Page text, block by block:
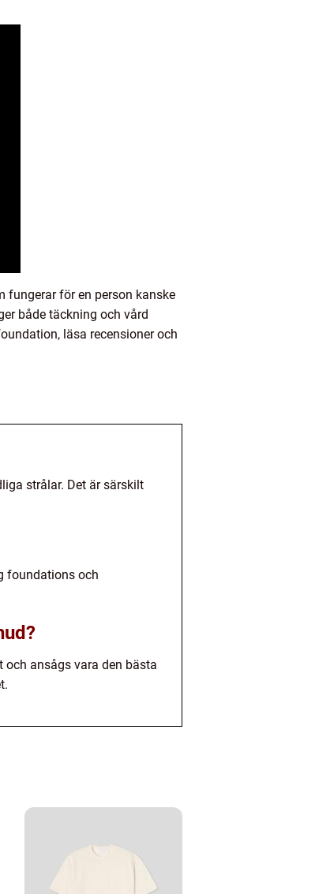
för en person kanske
både täckning och vård
läsa recensioner och
strålar. Det är särskilt
foundations och
och ansågs vara den bästa